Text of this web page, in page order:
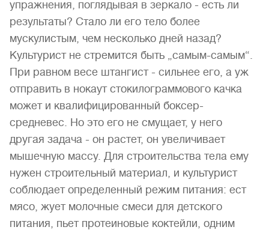
упражнения, поглядывая в зеркало - есть ли
результаты? Стало ли его тело более
мускулистым, чем несколько дней назад?
Культурист не стремится быть „самым-самым“.
При равном весе штангист - сильнее его, а уж
отправить в нокаут стокилограммового качка
может и квалифицированный боксер-
средневес. Но это его не смущает, у него
другая задача - он растет, он увеличивает
мышечную массу. Для строительства тела ему
нужен строительный материал, и культурист
соблюдает определенный режим питания: ест
мясо, жует молочные смеси для детского
питания, пьет протеиновые коктейли, одним